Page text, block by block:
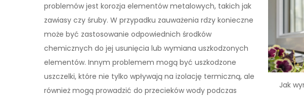
Jak
problemów jest korozja elementów metalowych, takich jak
zawiasy czy śruby. W przypadku zauważenia rdzy konieczne
może być zastosowanie odpowiednich środków
chemicznych do jej usunięcia lub wymiana uszkodzonych
elementów. Innym problemem mogą być uszkodzone
uszczelki, które nie tylko wpływają na izolację termiczną, ale
również mogą prowadzić do przecieków wody podczas